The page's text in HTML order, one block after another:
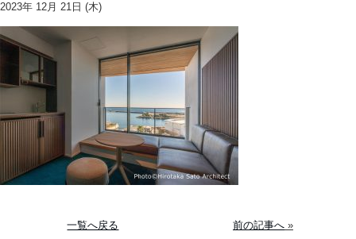
2023年 12月 21日 (木)
一覧へ戻る 前の記事へ»